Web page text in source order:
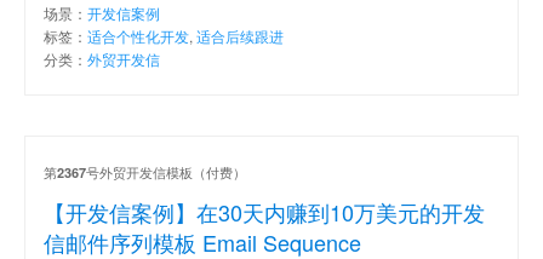
场景： 开发信案例
标签： 适合个性化开发, 适合后续跟进
分类： 外贸开发信
【开发信案例】在30天内赚到10万美元的开发
信邮件序列模板 Email Sequence
第2367号外贸开发信模板（付费）